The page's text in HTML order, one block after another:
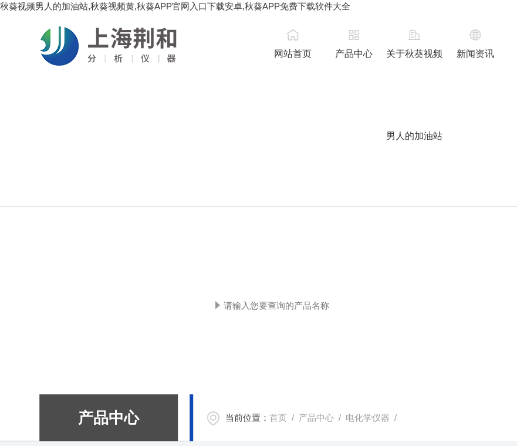
秋葵视频男人的加油站,秋葵视频黄,秋葵APP官网入口下载安卓,秋葵APP免费下载软件大全
网站首页 产品中心 关于秋葵视频
男人的加油站
新闻资讯
产品中心 当前位置：首页 / 产品中心 / 电化学仪器 /